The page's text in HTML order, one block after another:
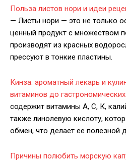
Польза листов нори и идеи
— Листы нори — это не только
ценный продукт с множеством
производят из красных
прессуют в тонкие пластины.
Кинза: ароматный лекарь и
витаминов до
содержит витамины А, С, К,
также линолевую кислоту,
обмен, что делает ее полезной
Причины полюбить морскую